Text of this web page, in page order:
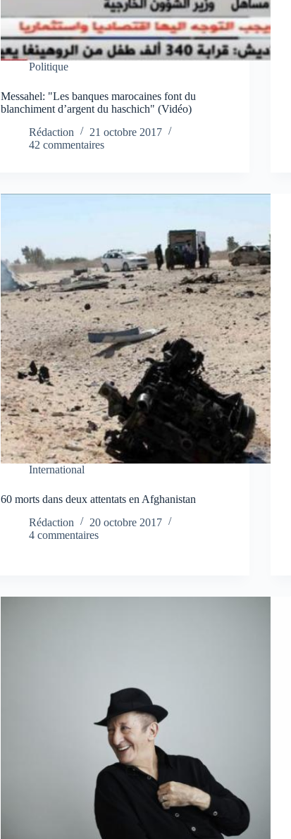
Politique
Messahel: "Les banques marocaines font du
blanchiment d’argent du haschich" (Vidéo)
Rédaction
21 octobre 2017
42 commentaires
International
60 morts dans deux attentats en Afghanistan
Rédaction
20 octobre 2017
4 commentaires